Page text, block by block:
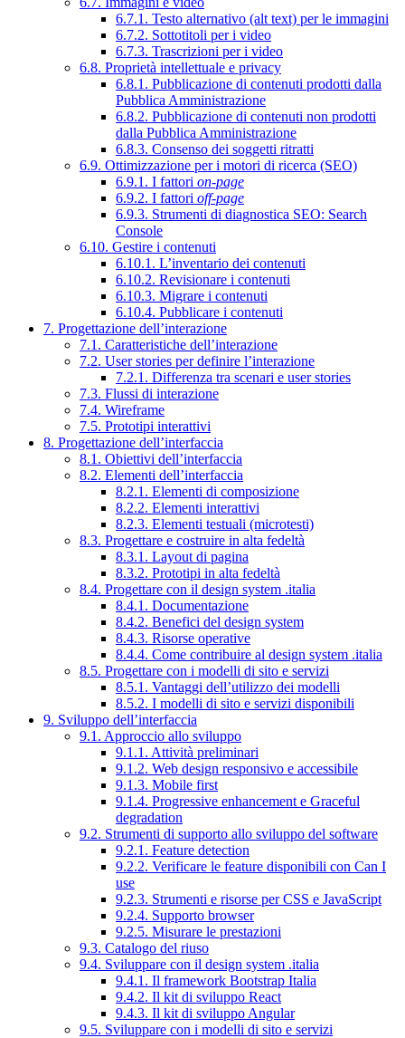
6.7.1. Testo alternativo (alt text) per le immagini
6.7.2. Sottotitoli per i video
6.7.3. Trascrizioni per i video
6.8. Proprietà intellettuale e privacy
6.8.1. Pubblicazione di contenuti prodotti dalla
Pubblica Amministrazione
6.8.2. Pubblicazione di contenuti non prodotti
dalla Pubblica Amministrazione
6.8.3. Consenso dei soggetti ritratti
6.9. Ottimizzazione per i motori di ricerca (SEO)
6.9.1. I fattori on-page
6.9.2. I fattori off-page
6.9.3. Strumenti di diagnostica SEO: Search
Console
6.10. Gestire i contenuti
6.10.1. L’inventario dei contenuti
6.10.2. Revisionare i contenuti
6.10.3. Migrare i contenuti
6.10.4. Pubblicare i contenuti
7. Progettazione dell’interazione
7.1. Caratteristiche dell’interazione
7.2. User stories per definire l’interazione
7.2.1. Differenza tra scenari e user stories
7.3. Flussi di interazione
7.4. Wireframe
7.5. Prototipi interattivi
8. Progettazione dell’interfaccia
8.1. Obiettivi dell’interfaccia
8.2. Elementi dell’interfaccia
8.2.1. Elementi di composizione
8.2.2. Elementi interattivi
8.2.3. Elementi testuali (microtesti)
8.3. Progettare e costruire in alta fedeltà
8.3.1. Layout di pagina
8.3.2. Prototipi in alta fedeltà
8.4. Progettare con il design system .italia
8.4.1. Documentazione
8.4.2. Benefici del design system
8.4.3. Risorse operative
8.4.4. Come contribuire al design system .italia
8.5. Progettare con i modelli di sito e servizi
8.5.1. Vantaggi dell’utilizzo dei modelli
8.5.2. I modelli di sito e servizi disponibili
9. Sviluppo dell’interfaccia
9.1. Approccio allo sviluppo
9.1.1. Attività preliminari
9.1.2. Web design responsivo e accessibile
9.1.3. Mobile first
9.1.4. Progressive enhancement e Graceful
degradation
9.2. Strumenti di supporto allo sviluppo del software
9.2.1. Feature detection
9.2.2. Verificare le feature disponibili con Can I
use
9.2.3. Strumenti e risorse per CSS e JavaScript
9.2.4. Supporto browser
9.2.5. Misurare le prestazioni
9.3. Catalogo del riuso
9.4. Sviluppare con il design system .italia
9.4.1. Il framework Bootstrap Italia
9.4.2. Il kit di sviluppo React
9.4.3. Il kit di sviluppo Angular
9.5. Sviluppare con i modelli di sito e servizi